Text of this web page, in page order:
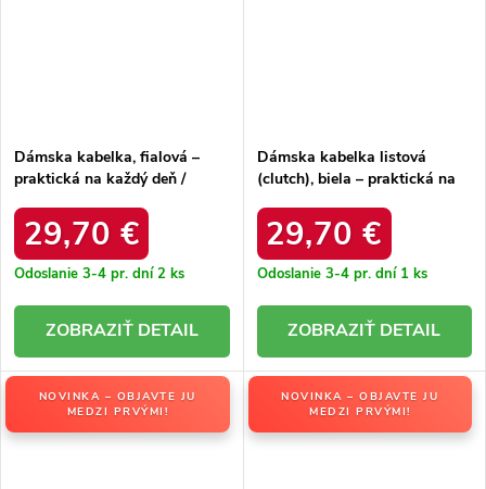
Dámska kabelka, fialová –
praktická na každý deň /
29,70 €
Odoslanie 3-4 pr. dní2 ks
DETAIL
Dámska kabelka listová
(clutch), biela – praktická na
29,70 €
Odoslanie 3-4 pr. dní 1 ks
DETAIL
NOVINKA – OBJAVTE JU
MEDZI PRVÝMI!
NOVINKA – OBJAVTE JU
MEDZI PRVÝMI!